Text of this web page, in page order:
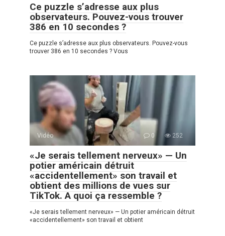
Ce puzzle s’adresse aux plus
observateurs. Pouvez-vous trouver
386 en 10 secondes ?
Ce puzzle s’adresse aux plus observateurs. Pouvez-vous
trouver 386 en 10 secondes ? Vous
Vidéo 0 252
«Je serais tellement nerveux» — Un
potier américain détruit
«accidentellement» son travail et
obtient des millions de vues sur
TikTok. A quoi ça ressemble ?
«Je serais tellement nerveux» — Un potier américain détruit
«accidentellement» son travail et obtient